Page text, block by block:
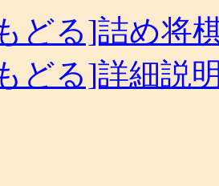
どる]詰め将
どる]詳細説